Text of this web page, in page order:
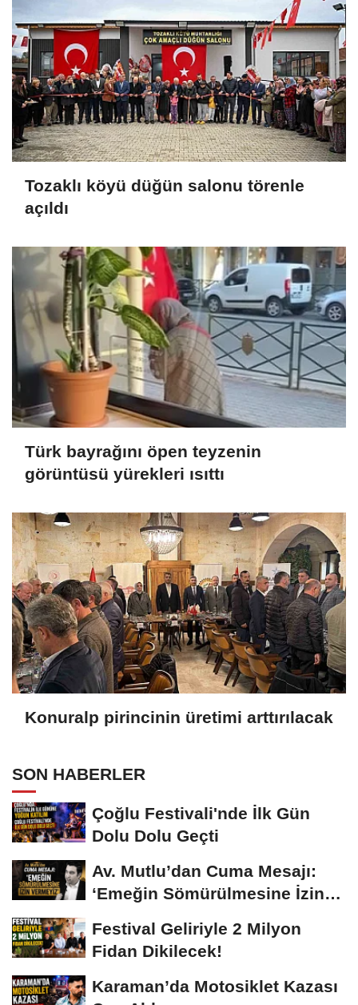
Tozaklı köyü düğün salonu törenle
açıldı
Türk bayrağını öpen teyzenin
görüntüsü yürekleri ısıttı
Konuralp pirincinin üretimi arttırılacak
SON HABERLER
Çoğlu Festivali'nde İlk Gün
Dolu Dolu Geçti
Av. Mutlu’dan Cuma Mesajı:
‘Emeğin Sömürülmesine İzin
Festival Geliriyle 2 Milyon
Fidan Dikilecek!
Karaman’da Motosiklet Kazası